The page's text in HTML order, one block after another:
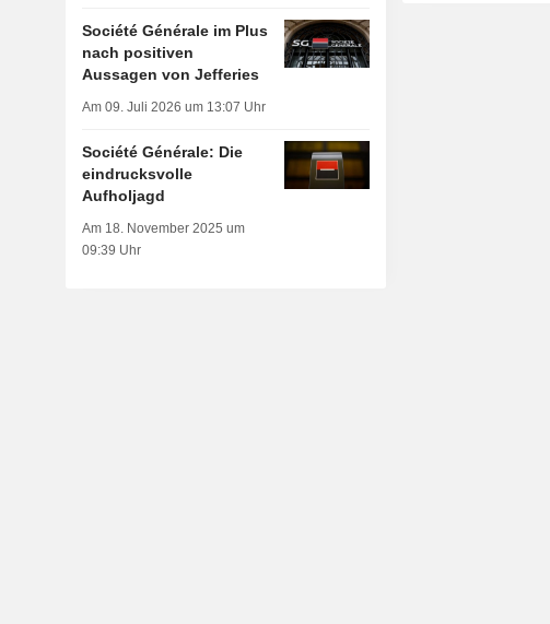
Société Générale im Plus
nach positiven
Aussagen von Jefferies
Am 09. Juli 2026 um 13:07 Uhr
Société Générale: Die
eindrucksvolle
Aufholjagd
Am 18. November 2025 um
09:39 Uhr